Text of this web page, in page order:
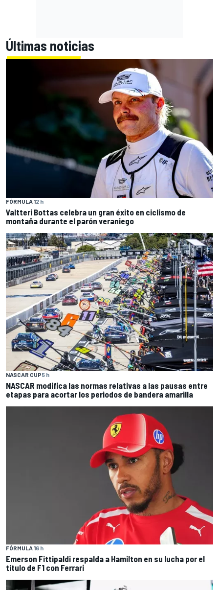
Últimas noticias
FÓRMULA 12 h
Valtteri Bottas celebra un gran éxito en ciclismo de
montaña durante el parón veraniego
NASCAR CUP5 h
NASCAR modifica las normas relativas a las pausas entre
etapas para acortar los periodos de bandera amarilla
FÓRMULA 16 h
Emerson Fittipaldi respalda a Hamilton en su lucha por el
título de F1 con Ferrari